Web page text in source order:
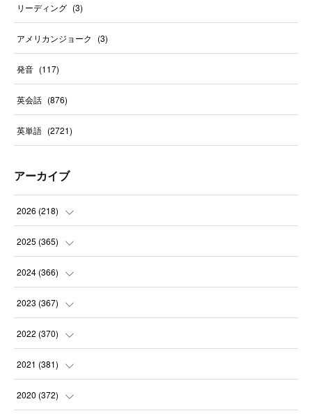
リーディング (3)
アメリカンジョーク (3)
発音 (117)
英会話 (876)
英単語 (2721)
アーカイブ
2026 (218)
(7)
(31
(30
(31
2025 (365)
(31
(30
(31
(30
2024 (366)
(32
(30
(31
(30
2023 (367)
(31
(31
(31
2022 (370)
(31
(31
2021 (381)
(35
2020 (372)